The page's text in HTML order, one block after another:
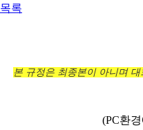
목록
본 규정은 최종본이 아니며
(PC환